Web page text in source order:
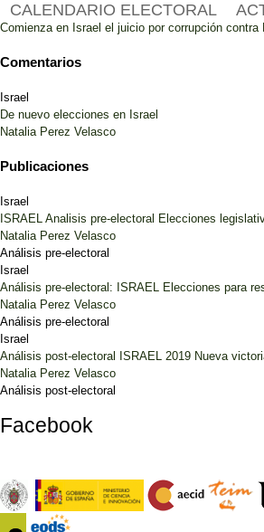
CALENDARIO ELECTORAL
Comienza en Israel el juicio por corrupción contra
Comentarios
Israel
De nuevo elecciones en Israel
Natalia Perez Velasco
Publicaciones
Israel
ISRAEL Analisis pre-electoral Elecciones
Natalia Perez Velasco
Análisis pre-electoral
Israel
Análisis pre-electoral: ISRAEL Elecciones para
Natalia Perez Velasco
Análisis pre-electoral
Israel
Análisis post-electoral ISRAEL 2019 Nueva
Natalia Perez Velasco
Análisis post-electoral
Facebook